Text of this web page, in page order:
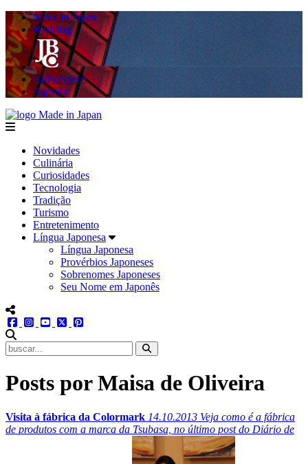
Made in Japan
Hashitag
AkibaSpace
Agenda
menu
Novidades
Culinária
Curiosidades
Tecnologia
Tradição
Turismo
Entretenimento
Língua Japonesa
Língua Japonesa
Provérbios Japoneses
Sobrenomes Japoneses
Seu Nome em Japonês
menu redes social
facebookinstagram
youtube
twitter
Posts por Maisa de Oliveira
Visita à fábrica da Colormark 14.10.2013 Veja como é a fábrica
de produtos com a marca da Tsubasa, no último post do Diário de